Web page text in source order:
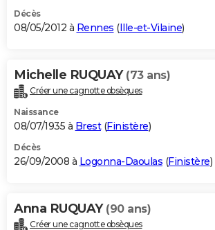
Décès
08/05/2012 à Rennes (Ille-et-Vilaine)
Michelle RUQUAY (73 ans)
Créer une cagnotte obsèques
Naissance
08/07/1935 à Brest(Finistère)
Décès
26/09/2008 à Logonna-Daoulas (Finistère)
Anna RUQUAY (90 ans)
Créer une cagnotte obsèques